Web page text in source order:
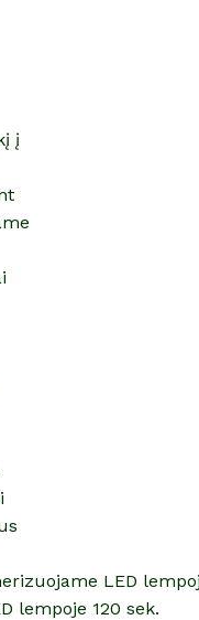
į
LED
lempoje 120 sek.